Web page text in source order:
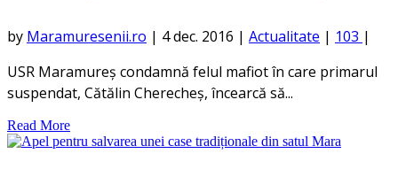
by Maramuresenii.ro | 4 dec. 2016 | Actualitate | 103 |
USR Maramureş condamnă felul mafiot în care primarul
suspendat, Cătălin Cherecheş, încearcă să...
Read More